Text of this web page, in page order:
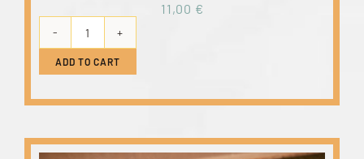
11,00 €
Pâtes
sèches
bio
-
ADD TO CART